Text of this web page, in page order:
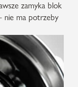
zamyka blok
nie ma potrzeby